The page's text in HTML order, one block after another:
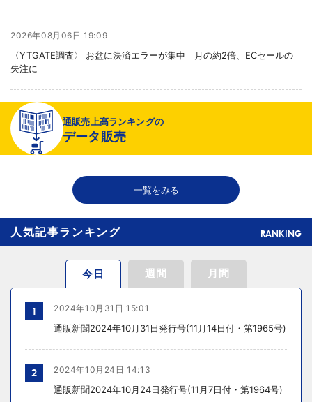
2026年08月06日 19:09
〈YTGATE調査〉 お盆に決済エラーが集中 月の約2倍、ECセールの
失注に
2026年08月06日 19:01
〈注目企業のEC戦略〉 イズミセが豊富な品揃えで差別化、酒類ECでモ
ール軸に50店展開
2026年08月06日 18:50
THE RICHが149の温浴施設で広告、都内29店舗で製品導入
通販売上高ランキングの
データ販売
一覧をみる
人気記事ランキング RANKING
今日 週間 月間
1 2024年10月31日 15:01
通販新聞2024年10月31日発行号(11月14日付・第1965号)
2 2024年10月24日 14:13
通販新聞2024年10月24日発行号(11月7日付・第1964号)